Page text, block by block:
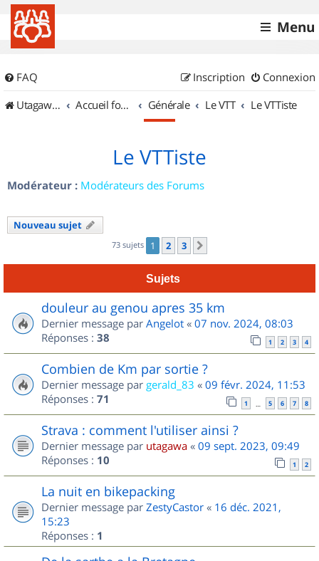
Menu
FAQ Connexion
Inscription
UtagawaVTT (Randos VTT et VTTAE avec traces GPS)
Accueil forum Générale Le VTT Le VTTiste
Le VTTiste
Modérateur : Modérateurs des Forums
Nouveau sujet
73 sujets 1 2 3
Sujets
douleur au genou apres 35 km
Dernier message par Angelot « 07 nov. 2024, 08:03
Réponses : 38 1 2 3 4
Combien de Km par sortie ?
Dernier message par gerald_83 « 09 févr. 2024, 11:53
Réponses : 71 1 … 5 6 7 8
Strava : comment l'utiliser ainsi ?
Dernier message par utagawa « 09 sept. 2023, 09:49
Réponses : 10 1 2
La nuit en bikepacking
Dernier message par ZestyCastor « 16 déc. 2021,
15:23
Réponses : 1